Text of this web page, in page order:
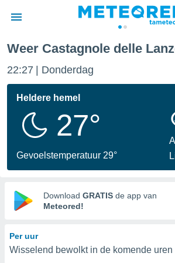
door
verstrekte
hoge
hebt de
voor
op basis
Weer Castagnole delle
22:27 Donderdag
Heldere hemel
27°
Gevoelstemperatuur 29°
Download GRATIS de app van
Meteored!
Per uur
Wisselend bewolkt in de komende uren